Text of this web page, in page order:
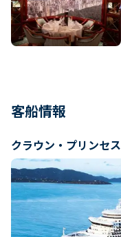
客船情報
クラウン・プリンセス